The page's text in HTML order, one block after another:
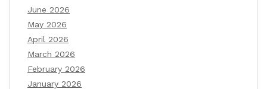
June 2026
May 2026
April 2026
March 2026
February 2026
January 2026